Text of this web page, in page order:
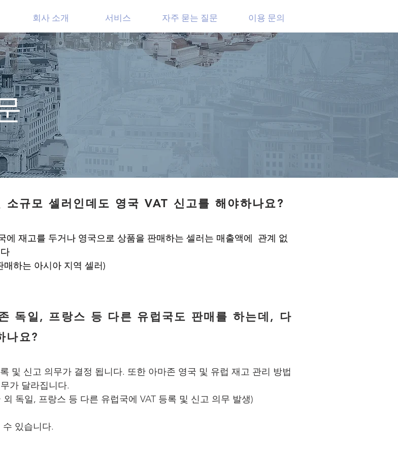
소규모 셀러인데도 영국 VAT 신고를 해야하나요?
에 재고를 두거나 영국으로 상품을 판매하는 셀러는 매출액에 관계 없
하는 아시아 지역 셀러)
자주 묻는 질문
서비스
회사 소개 이용 문의
소규모 셀러인데도 영국 VAT 신고를 해야하나요?
에 재고를 두거나 영국으로 상품을 판매하는 셀러는 매출액에 관계 없
하는 아시아 지역 셀러)
독일, 프랑스 등 다른 유럽국도 판매를 하는데, 다
나요?
및 신고 의무가 결정 됩니다. 또한 아마존 영국 및 유럽 재고 관리 방법
가 달라집니다.
독일, 프랑스 등 다른 유럽국에 VAT 등록 및 신고 의무 발생)
있습니다.